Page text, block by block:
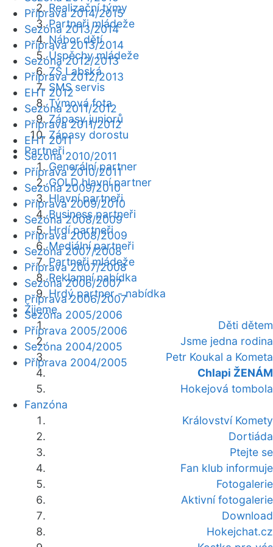
Realizační týmy
Partneři mládeže
Nábor dětí
Úspěchy mládeže
ZŠ Labská
SMS servis
Týmová fota
Zápasy juniorů
Zápasy dorostu
Partneři
Generální partner
GOLD hlavní partner
Hlavní partneři
Business partneři
Hrdí partneři
Mediální partneři
Partneři mládeže
Reklamní nabídka
Hrdý partner - nabídka
Žijeme
Děti dětem
Jsme jedna rodina
Petr Koukal a Kometa
Chlapi ŽENÁM
Hokejová tombola
Fanzóna
Království Komety
Dortiáda
Ptejte se
Fan klub informuje
Fotogalerie
Aktivní fotogalerie
Download
Hokejchat.cz
Příprava 2014/2015
Sezóna 2013/2014
Příprava 2013/2014
Sezóna 2012/2013
Příprava 2012/2013
EHT 2012
Sezóna 2011/2012
Příprava 2011/2012
EHT 2011
Sezóna 2010/2011
Příprava 2010/2011
Sezóna 2009/2010
Příprava 2009/2010
Sezóna 2008/2009
Příprava 2008/2009
Sezóna 2007/2008
Příprava 2007/2008
Sezóna 2006/2007
Příprava 2006/2007
Sezóna 2005/2006
Příprava 2005/2006
Sezóna 2004/2005
Příprava 2004/2005